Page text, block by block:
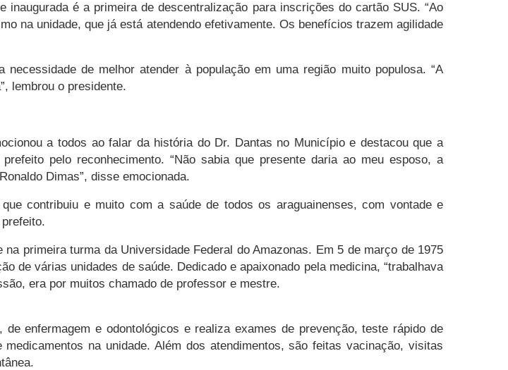
é a primeira de descentralização para inscrições do cartão SUS. “Ao
na unidade, que já está atendendo efetivamente. Os benefícios trazem agilidade
de melhor atender à população em uma região muito populosa. “A
lembrou o presidente.
a todos ao falar da história do Dr. Dantas no Município e destacou que a
pelo reconhecimento. “Não sabia que presente daria ao meu esposo, a
Dimas”, disse emocionada.
contribuiu e muito com a saúde de todos os araguainenses, com vontade e
primeira turma da Universidade Federal do Amazonas. Em 5 de março de 1975
de várias unidades de saúde. Dedicado e apaixonado pela medicina, “trabalhava
era por muitos chamado de professor e mestre.
enfermagem e odontológicos e realiza exames de prevenção, teste rápido de
na unidade. Além dos atendimentos, são feitas vacinação, visitas